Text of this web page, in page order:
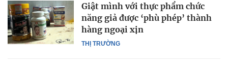
THỊ TRƯỜNG
Giật mình với thực phẩm chức
năng giả được ‘phù phép’ thành
hàng ngoại xịn